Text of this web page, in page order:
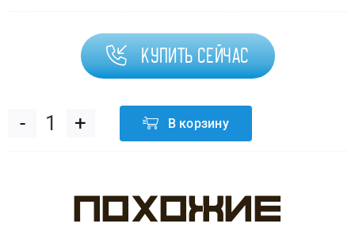
Купить сейчас
Количество
Набор
В корзину
Похожие